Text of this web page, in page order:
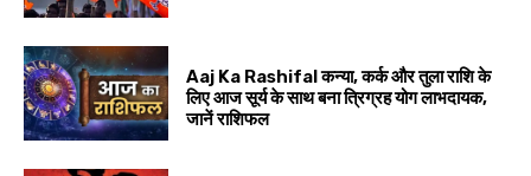
Aaj Ka Rashifal कन्या, कर्क और तुला राशि के
लिए आज सूर्य के साथ बना त्रिग्रह योग लाभदायक,
जानें राशिफल